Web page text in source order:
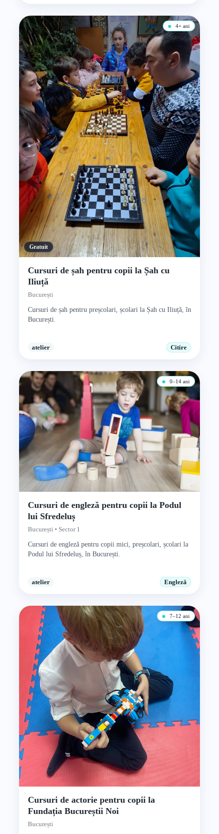
4+ ani
Gratuit
Cursuri de șah pentru copii la Șah cu
Iliuță
București
Cursuri de șah pentru preșcolari, școlari la Șah cu Iliuță, în
București.
atelier Citire
0–14 ani
Cursuri de engleză pentru copii la Podul
lui Sfredeluș
București • Sector 1
Cursuri de engleză pentru copii mici, preșcolari, școlari la
Podul lui Sfredeluș, în București.
atelier Engleză
7–12 ani
Cursuri de actorie pentru copii la
Fundația Bucureștii Noi
București